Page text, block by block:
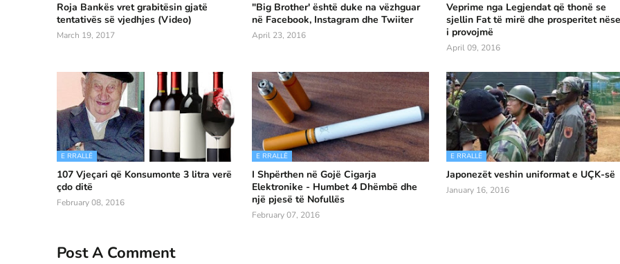
Roja Bankës vret grabitësin gjatë
tentativës së vjedhjes (Video)
March 19, 2017
"Big Brother' është duke na vëzhguar
në Facebook, Instagram dhe Twiiter
April 23, 2016
Veprime nga Legjendat që thonë se
sjellin Fat të mirë dhe prosperitet
i provojmë
April 09, 2016
E RRALLË
107 Vjeçari që Konsumonte 3 litra verë
çdo ditë
February 08, 2016
E RRALLË
I Shpërthen në Gojë Cigarja
Elektronike - Humbet 4 Dhëmbë dhe
një pjesë të Nofullës
February 07, 2016
E RRALLË
Japonezët veshin uniformat e UÇK-së
January 16, 2016
Post A Comment